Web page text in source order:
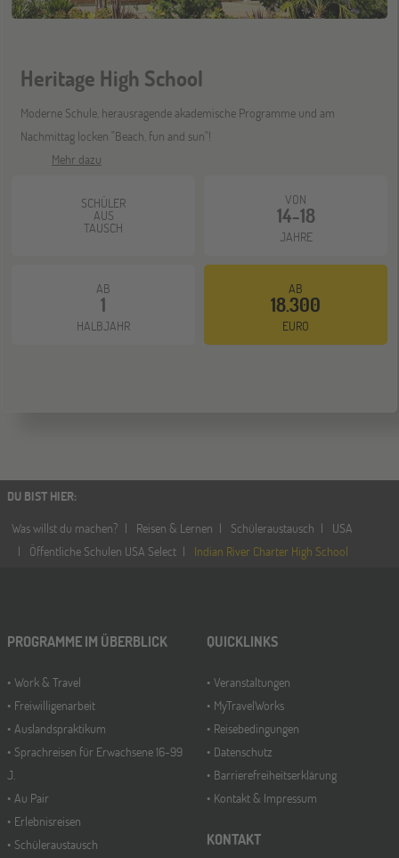
Heritage High School
Moderne Schule, herausragende akademische Programme und am
Nachmittag locken "Beach, fun and sun"!
Mehr dazu
SCHÜLER
AUS
TAUSCH
VON
14-18
JAHRE
AB
1
HALBJAHR
AB
18.300
EURO
DU BIST HIER:
Was willst du machen?
Reisen & Lernen Schüleraustausch
USA
Öffentliche Schulen USA Select
Indian River Charter High School
PROGRAMME IM ÜBERBLICK
Work & Travel
Freiwilligenarbeit
Auslandspraktikum
Sprachreisen für Erwachsene 16-99
J.
Au Pair
Erlebnisreisen
Schüleraustausch
QUICKLINKS
Veranstaltungen
MyTravelWorks
Reisebedingungen
Datenschutz
Barrierefreiheitserklärung
Kontakt & Impressum
KONTAKT